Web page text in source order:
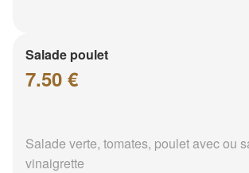
Salade poulet
7.50 €
Salade verte, tomates, poulet avec ou
vinaigrette